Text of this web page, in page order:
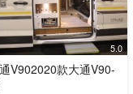
5.0
V902020款大通V90-